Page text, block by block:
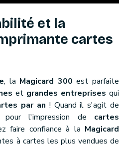
et la
cartes
, la Magicard 300 est parfaite
et grandes entreprises qui
par an ! Quand il s'agit de
pour l'impression de cartes
faire confiance à la Magicard
à cartes les plus vendues de